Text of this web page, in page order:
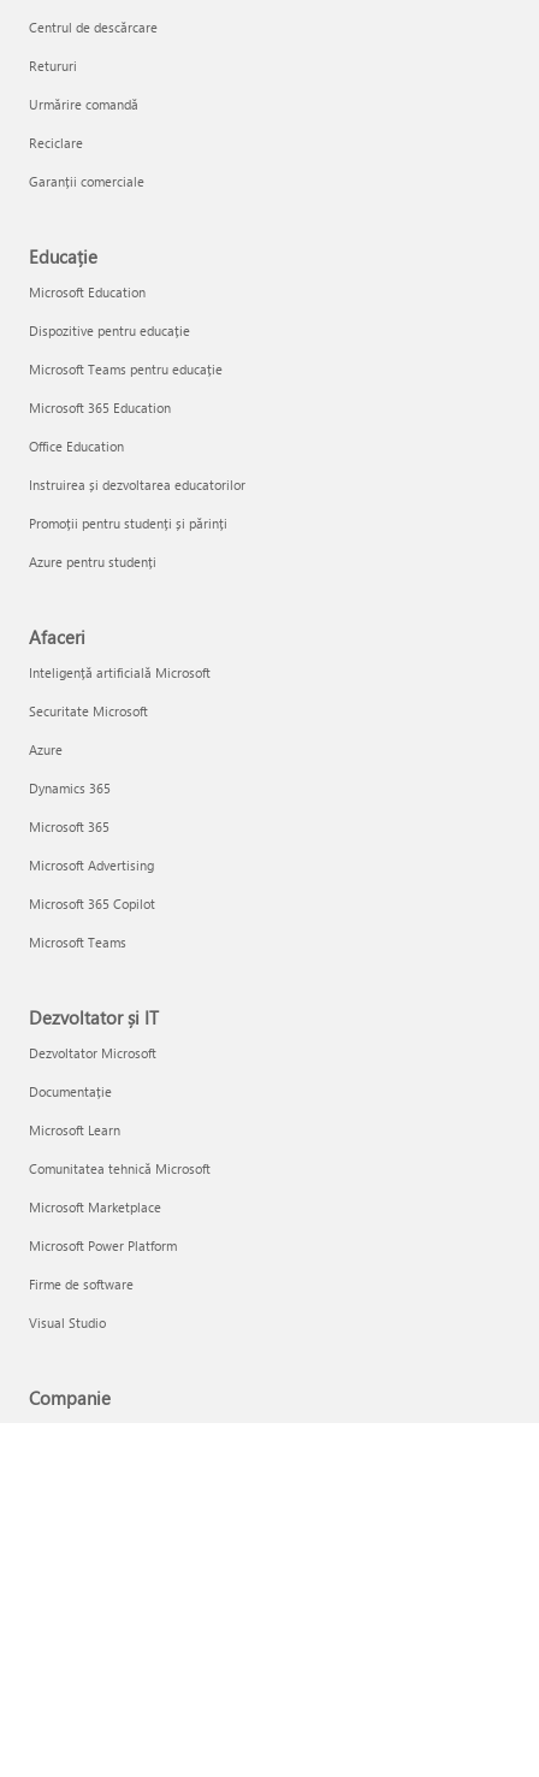
Centrul de descărcare
Retururi
Urmărire comandă
Reciclare
Garanții comerciale
Educație
Microsoft Education
Dispozitive pentru educație
Microsoft Teams pentru educație
Microsoft 365 Education
Office Education
Instruirea și dezvoltarea educatorilor
Promoții pentru studenți și părinți
Azure pentru studenți
Afaceri
Inteligență artificială Microsoft
Securitate Microsoft
Azure
Dynamics 365
Microsoft 365
Microsoft Advertising
Microsoft 365 Copilot
Microsoft Teams
Dezvoltator și IT
Dezvoltator Microsoft
Documentație
Microsoft Learn
Comunitatea tehnică Microsoft
Microsoft Marketplace
Microsoft Power Platform
Firme de software
Visual Studio
Companie